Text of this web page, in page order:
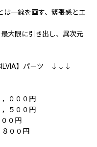
は一線を画す、緊張感とエ
大限に引き出し、異次元
SILVIA】パーツ ↓↓↓
０００円
５００円
０円
００円